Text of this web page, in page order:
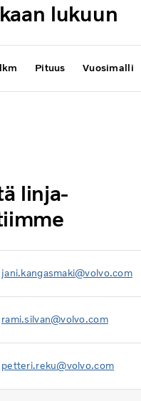
lukuun
Pituus Vuosimalli
linja-
jani.kangasmaki@volvo.com
rami.silvan@volvo.com
petteri.reku@volvo.com